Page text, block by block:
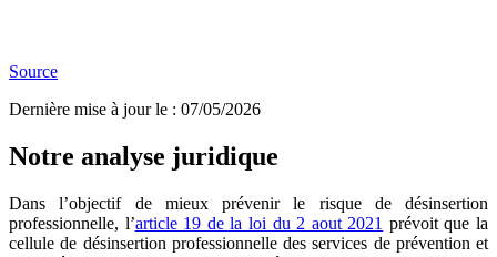
Source
Dernière mise à jour le : 07/05/2026
Notre analyse juridique
Dans l’objectif de mieux prévenir le risque de désinsertion
professionnelle, l’article 19 de la loi du 2 aout 2021 prévoit que la
cellule de désinsertion professionnelle des services de prévention et